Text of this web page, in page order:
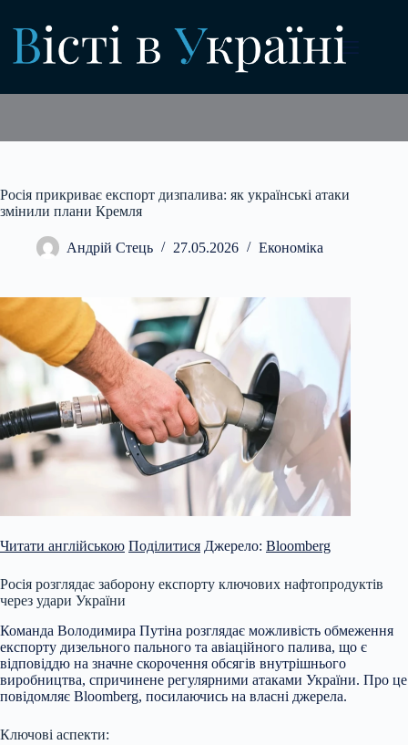
вмісту
Росія прикриває експорт дизпалива: як українські атаки
змінили плани Кремля
Андрій Стець 27.05.2026 Економіка
Читати англійською Поділитися Джерело: Bloomberg
Росія розглядає заборону експорту ключових нафтопродуктів
через удари України
Команда Володимира Путіна розглядає можливість обмеження
експорту дизельного пального та авіаційного палива, що є
відповіддю на значне скорочення обсягів внутрішнього
виробництва, спричинене регулярними атаками України. Про це
повідомляє Bloomberg, посилаючись на власні джерела.
Ключові аспекти: